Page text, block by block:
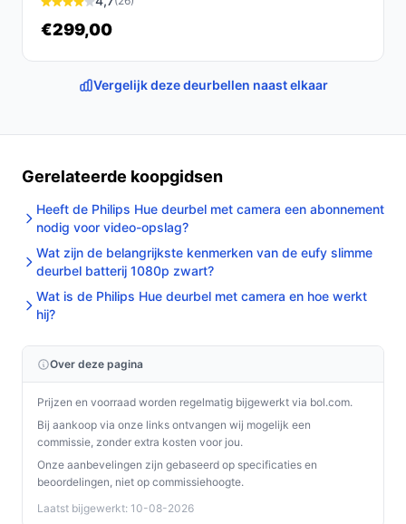
€299,00
Vergelijk deze deurbellen naast elkaar
Gerelateerde koopgidsen
Heeft de Philips Hue deurbel met camera een abonnement
nodig voor video-opslag?
Wat zijn de belangrijkste kenmerken van de eufy slimme
deurbel batterij 1080p zwart?
Wat is de Philips Hue deurbel met camera en hoe werkt
hij?
Over deze pagina
Prijzen en voorraad worden regelmatig bijgewerkt via bol.com.
Bij aankoop via onze links ontvangen wij mogelijk een
commissie, zonder extra kosten voor jou.
Onze aanbevelingen zijn gebaseerd op specificaties en
beoordelingen, niet op commissiehoogte.
Laatst bijgewerkt: 10-08-2026